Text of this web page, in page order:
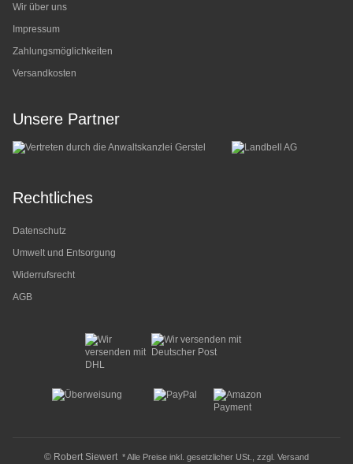
Wir über uns
Impressum
Zahlungsmöglichkeiten
Versandkosten
Unsere Partner
Rechtliches
Datenschutz
Umwelt und Entsorgung
Widerrufsrecht
AGB
© Robert Siewert* Alle Preise inkl. gesetzlicher USt., zzgl. Versand